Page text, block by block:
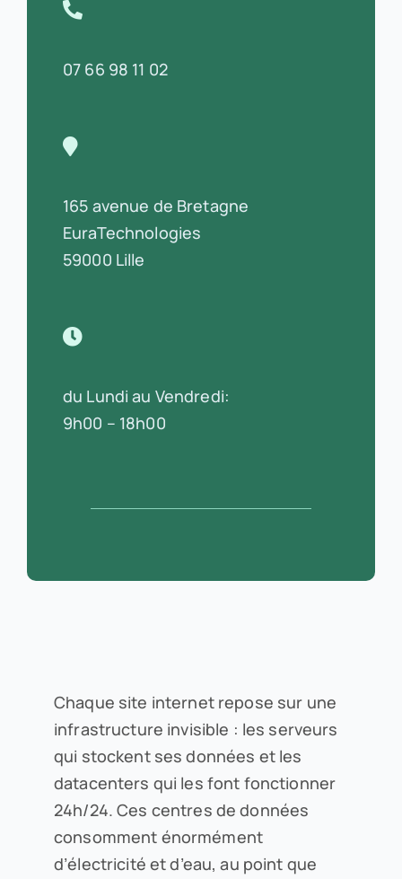
07 66 98 11 02
165 avenue de Bretagne
EuraTechnologies
59000 Lille
du Lundi au Vendredi:
9h00 – 18h00
Chaque site internet repose sur une
infrastructure invisible : les serveurs
qui stockent ses données et les
datacenters qui les font fonctionner
24h/24. Ces centres de données
consomment énormément
d’électricité et d’eau, au point que